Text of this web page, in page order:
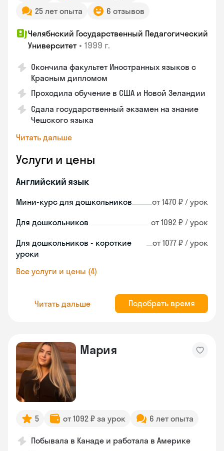
25 лет опыта
6 отзывов
Челябнский Государственный Педагогический
Университет • 1999 г.
Окончила факультет Иностранных языков с
Красным дипломом
Проходила обучение в США и Новой Зеландии
Сдала государственный экзамен на знание
Чешского языка
Читать дальше
Услуги и цены
Английский язык
Мини-курс для дошкольников от 1470 ₽ / урок
Для дошкольников от 1092 ₽ / урок
Для дошкольников - короткие
уроки
от 1077 ₽ / урок
Все услуги и цены (4)
Читать дальше Подобрать время
Мария
5 от 1092 ₽ за урок 6 лет опыта
Побывала в Канаде и работала в Америке